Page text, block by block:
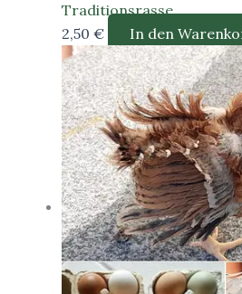
Traditionsrasse
2,50 € In den